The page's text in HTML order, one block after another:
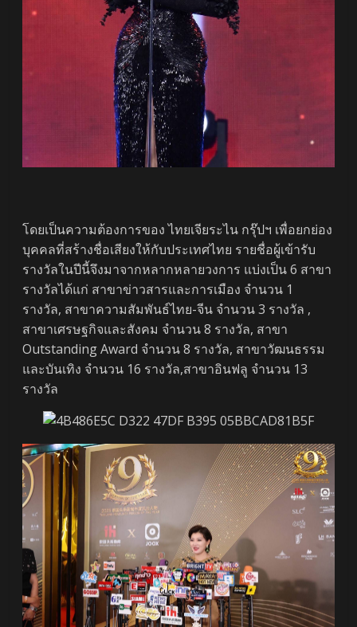
โดยเป็นความต้องการของ ไทยเจียระไน กรุ๊ปฯ เพื่อยกย่อง
บุคคลที่สร้างชื่อเสียงให้กับประเทศไทย รายชื่อผู้เข้ารับ
รางวัลในปีนี้จึงมาจากหลากหลายวงการ แบ่งเป็น 6 สาขา
รางวัลได้แก่ สาขาข่าวสารและการเมือง จำนวน 1
รางวัล, สาขาความสัมพันธ์ไทย-จีน จำนวน 3 รางวัล ,
สาขาเศรษฐกิจและสังคม จำนวน 8 รางวัล, สาขา
Outstanding Award จำนวน 8 รางวัล, สาขาวัฒนธรรม
และบันเทิง จำนวน 16 รางวัล,สาขาอินฟลู จำนวน 13
รางวัล